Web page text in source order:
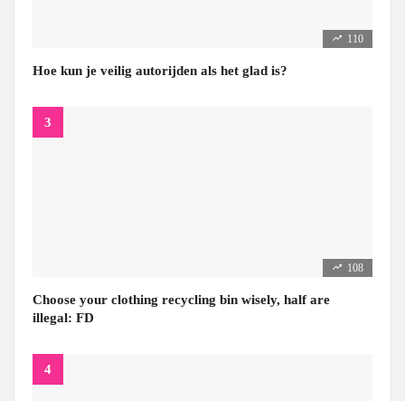
110
Hoe kun je veilig autorijden als het glad is?
108
Choose your clothing recycling bin wisely, half are
illegal: FD